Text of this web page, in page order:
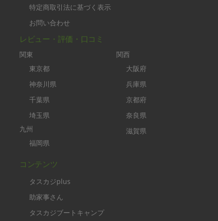
特定商取引法に基づく表示
お問い合わせ
レビュー・評価・口コミ
関東
東京都
神奈川県
千葉県
埼玉県
九州
福岡県
関西
大阪府
兵庫県
京都府
奈良県
滋賀県
コンテンツ
タスカジplus
助家事さん
タスカジブートキャンプ